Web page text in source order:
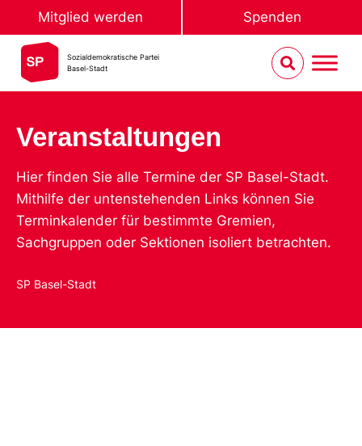
Mitglied werden Spenden
Sozialdemokratische Partei
Basel-Stadt
Veranstaltungen
Hier finden Sie alle Termine der SP Basel-Stadt.
Mithilfe der untenstehenden Links können Sie
Terminkalender für bestimmte Gremien,
Sachgruppen oder Sektionen isoliert betrachten.
SP Basel-Stadt